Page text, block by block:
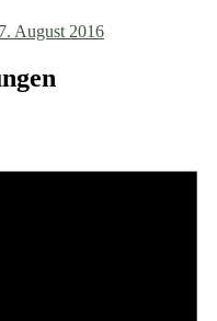
August 2016